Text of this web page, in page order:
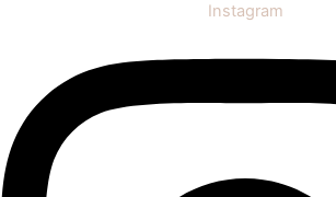
Instagram